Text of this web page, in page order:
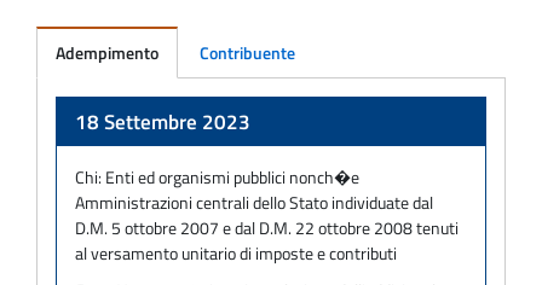
Adempimento Contribuente
18 Settembre 2023
Chi: Enti ed organismi pubblici nonch�e
Amministrazioni centrali dello Stato individuate dal
D.M. 5 ottobre 2007 e dal D.M. 22 ottobre 2008 tenuti
al versamento unitario di imposte e contributi